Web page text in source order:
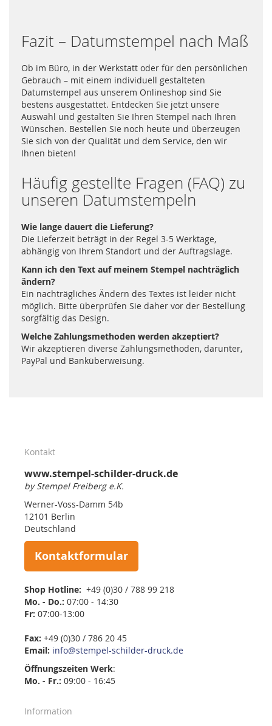
Fazit – Datumstempel nach Maß
Ob im Büro, in der Werkstatt oder für den persönlichen
Gebrauch – mit einem individuell gestalteten
Datumstempel aus unserem Onlineshop sind Sie
bestens ausgestattet. Entdecken Sie jetzt unsere
Auswahl und gestalten Sie Ihren Stempel nach Ihren
Wünschen. Bestellen Sie noch heute und überzeugen
Sie sich von der Qualität und dem Service, den wir
Ihnen bieten!
Häufig gestellte Fragen (FAQ) zu
unseren Datumstempeln
Wie lange dauert die Lieferung?
Die Lieferzeit beträgt in der Regel 3-5 Werktage,
abhängig von Ihrem Standort und der Auftragslage.
Kann ich den Text auf meinem Stempel nachträglich
ändern?
Ein nachträgliches Ändern des Textes ist leider nicht
möglich. Bitte überprüfen Sie daher vor der Bestellung
sorgfältig das Design.
Welche Zahlungsmethoden werden akzeptiert?
Wir akzeptieren diverse Zahlungsmethoden, darunter,
PayPal und Banküberweisung.
Kontakt
www.stempel-schilder-druck.de
by Stempel Freiberg e.K.
Werner-Voss-Damm 54b
12101 Berlin
Deutschland
Kontaktformular
Shop Hotline: +49 (0)30 / 788 99 218
Mo. - Do.: 07:00 - 14:30
Fr: 07:00-13:00
Fax: +49 (0)30 / 786 20 45
Email: info@stempel-schilder-druck.de
Öffnungszeiten Werk:
Mo. - Fr.: 09:00 - 16:45
Information